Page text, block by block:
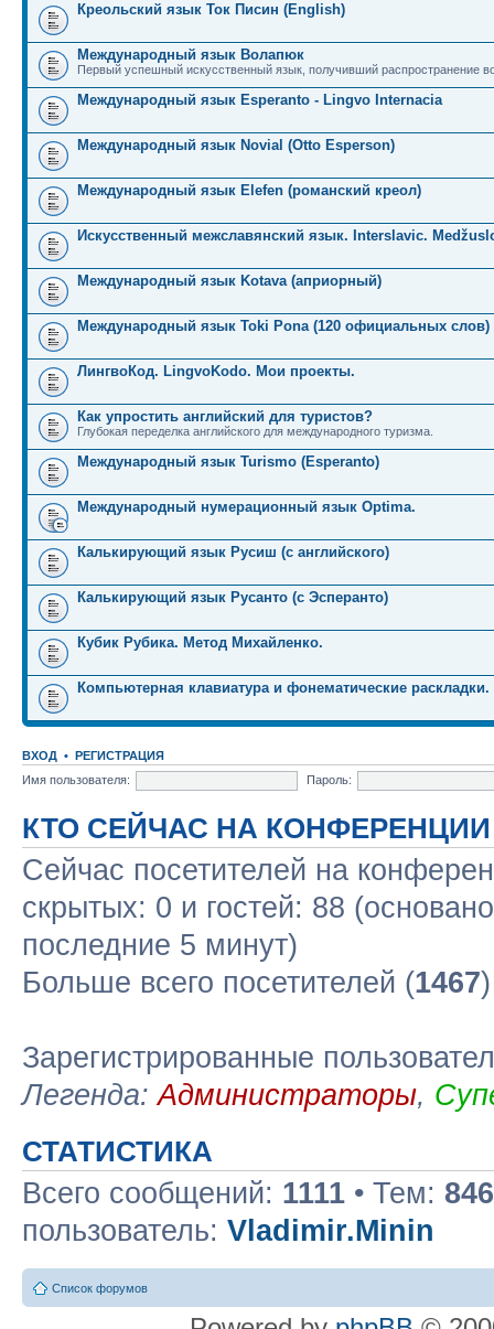
Креольский язык Ток Писин (English)
Международный язык Волапюк
Первый успешный искусственный язык, получивший распространение
Международный язык Esperanto - Lingvo Internacia
Международный язык Novial (Otto Esperson)
Международный язык Elefen (романский креол)
Искусственный межславянский язык. Interslavic.
Международный язык Kotava (априорный)
Международный язык Toki Pona (120 официальных слов)
ЛингвоКод. LingvoKodo. Мои проекты.
Как упростить английский для туристов?
Глубокая переделка английского для международного туризма.
Международный язык Turismo (Esperanto)
Международный нумерационный язык Optima.
Калькирующий язык Русиш (с английского)
Калькирующий язык Русанто (с Эсперанто)
Кубик Рубика. Метод Михайленко.
Компьютерная клавиатура и фонематические раскладки.
ВХОД • РЕГИСТРАЦИЯ
Имя пользователя:
Пароль:
КТО СЕЙЧАС НА КОНФЕРЕНЦИИ
Сейчас посетителей на
скрытых: 0 и гостей: 88
последние 5 минут)
Больше всего посетителей (1467
Зарегистрированные
Легенда:Администраторы,
СТАТИСТИКА
Всего сообщений: 1111 • Тем: 846
пользователь: Vladimir.Minin
Список форумов